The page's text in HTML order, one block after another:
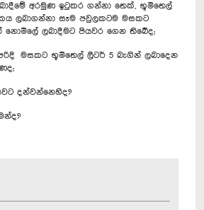
අරමුණ ඉටුකර ගන්නා තෙක්, භූමිතෙල්
ලබාගන්නා සෑම පවුලකටම මසකට
නොමිලේ ලබාදීමට පියවර ගෙන තිබේද;
මසකට භූමිතෙල් ලීටර් 5 බැගින් ලබාදෙන
දන්වන්නෙහිද?